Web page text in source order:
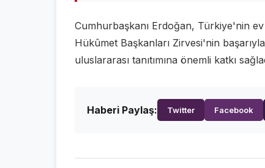
Cumhurbaşkanı Erdoğan, Türkiye'nin
Hükûmet Başkanları Zirvesi'nin
uluslararası tanıtımına önemli katkı
Haberi Paylaş: Twitter Facebook